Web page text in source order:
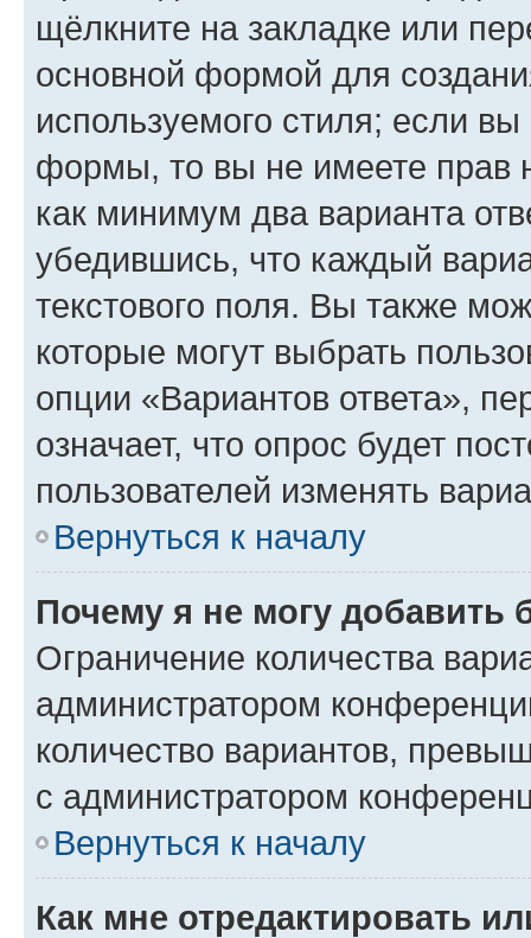
щёлкните на закладке или
основной формой для
используемого стиля; если
формы, то вы не имеете прав
как минимум два варианта
убедившись, что каждый
текстового поля. Вы также
которые могут выбрать
опции «Вариантов ответа»,
означает, что опрос будет
пользователей изменять
Вернуться к началу
Почему я не могу добавить
Ограничение количества
администратором
количество вариантов,
с администратором
Вернуться к началу
Как мне отредактировать